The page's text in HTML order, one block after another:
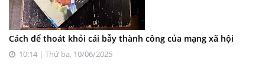
Cách để thoát khỏi cái bẫy thành công của mạng xã hội
10:14 | Thứ ba, 10/06/2025